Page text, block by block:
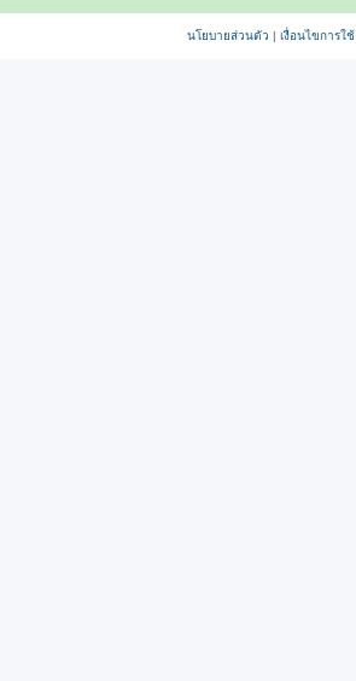
นโยบายส่วนตัว | เงื่อนไขการใช้